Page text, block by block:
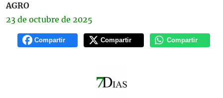
AGRO
23 de octubre de 2025
Compartir Compartir Compartir